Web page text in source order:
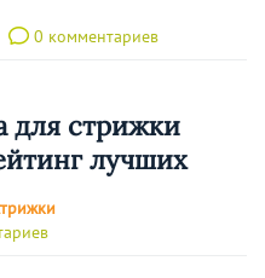
0 комментариев
для стрижки
лучших